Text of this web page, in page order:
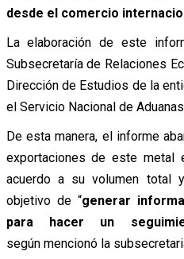
desde el comercio
La elaboración de este
Subsecretaría de Relaciones
Dirección de Estudios de la
el Servicio Nacional de
De esta manera, el informe
exportaciones de este
acuerdo a su volumen
objetivo de “generar
para hacer un
según mencionó la